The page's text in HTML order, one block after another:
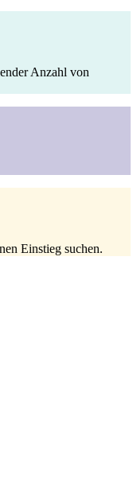
Anzahl von
Einstieg suchen.